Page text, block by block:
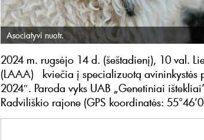
Asociatyvi nuotr.
2024 m. rugsėjo 14 d. (šeštadienį), 10 val.
(LAAA) kviečia į specializuotą avininkystės
2024″. Paroda vyks UAB „Genetiniai
Radviliškio rajone (GPS koordinatės: